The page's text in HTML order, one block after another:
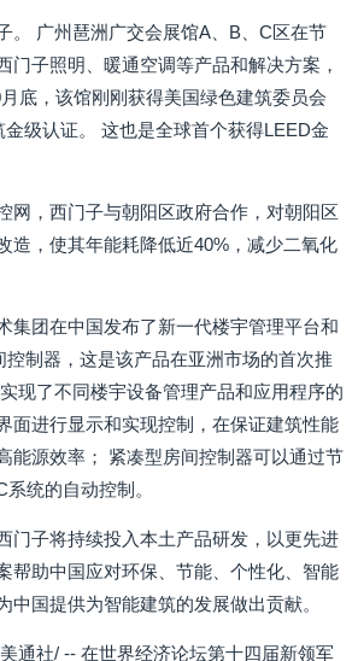
。 广州琶洲广交会展馆A、B、C区在节
门子照明、暖通空调等产品和解决方案，
底，该馆刚刚获得美国绿色建筑委员会
级认证。 这也是全球首个获得LEED金
网，西门子与朝阳区政府合作，对朝阳区
造，使其年能耗降低近40%，减少二氧化
集团在中国发布了新一代楼宇管理平台和
控制器，这是该产品在亚洲市场的首次推
现了不同楼宇设备管理产品和应用程序的
面进行显示和实现控制，在保证建筑性能
能源效率； 紧凑型房间控制器可以通过节
统的自动控制。
门子将持续投入本土产品研发，以更先进
帮助中国应对环保、节能、个性化、智能
中国提供为智能建筑的发展做出贡献。
通社/ -- 在世界经济论坛第十四届新领军